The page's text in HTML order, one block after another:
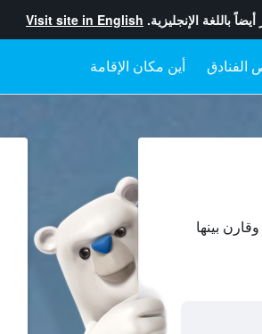
باللغة الإنجليزية. Visit site in English
الفنادق أين مكان الإقامة
بينها